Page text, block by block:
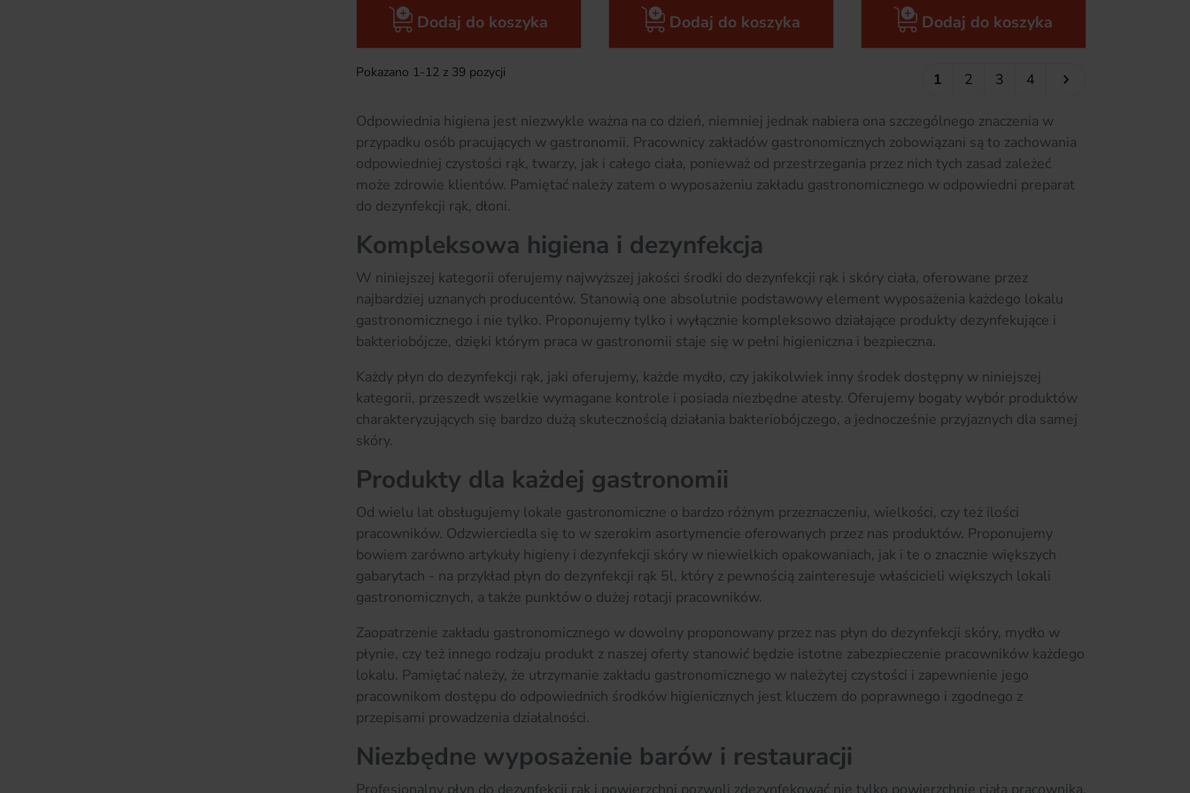
Dodaj do koszyka Dodaj do koszyka Dodaj do koszyka
Pokazano 1-12 z 39 pozycji 1 2 3 4 Następny

Odpowiednia higiena jest niezwykle ważna na co dzień, niemniej jednak nabiera ona szczególnego znaczenia w
przypadku osób pracujących w gastronomii. Pracownicy zakładów gastronomicznych zobowiązani są to zachowania
odpowiedniej czystości rąk, twarzy, jak i całego ciała, ponieważ od przestrzegania przez nich tych zasad zależeć
może zdrowie klientów. Pamiętać należy zatem o wyposażeniu zakładu gastronomicznego w odpowiedni preparat
do dezynfekcji rąk, dłoni.
Kompleksowa higiena i dezynfekcja
W niniejszej kategorii oferujemy najwyższej jakości środki do dezynfekcji rąk i skóry ciała, oferowane przez
najbardziej uznanych producentów. Stanowią one absolutnie podstawowy element wyposażenia każdego lokalu
gastronomicznego i nie tylko. Proponujemy tylko i wyłącznie kompleksowo działające produkty dezynfekujące i
bakteriobójcze, dzięki którym praca w gastronomii staje się w pełni higieniczna i bezpieczna.
Każdy płyn do dezynfekcji rąk, jaki oferujemy, każde mydło, czy jakikolwiek inny środek dostępny w niniejszej
kategorii, przeszedł wszelkie wymagane kontrole i posiada niezbędne atesty. Oferujemy bogaty wybór produktów
charakteryzujących się bardzo dużą skutecznością działania bakteriobójczego, a jednocześnie przyjaznych dla samej
skóry.
Produkty dla każdej gastronomii
Od wielu lat obsługujemy lokale gastronomiczne o bardzo różnym przeznaczeniu, wielkości, czy też ilości
pracowników. Odzwierciedla się to w szerokim asortymencie oferowanych przez nas produktów. Proponujemy
bowiem zarówno artykuły higieny i dezynfekcji skóry w niewielkich opakowaniach, jak i te o znacznie większych
gabarytach - na przykład płyn do dezynfekcji rąk 5l, który z pewnością zainteresuje właścicieli większych lokali
gastronomicznych, a także punktów o dużej rotacji pracowników.
Zaopatrzenie zakładu gastronomicznego w dowolny proponowany przez nas płyn do dezynfekcji skóry, mydło w
płynie, czy też innego rodzaju produkt z naszej oferty stanowić będzie istotne zabezpieczenie pracowników każdego
lokalu. Pamiętać należy, że utrzymanie zakładu gastronomicznego w należytej czystości i zapewnienie jego
pracownikom dostępu do odpowiednich środków higienicznych jest kluczem do poprawnego i zgodnego z
przepisami prowadzenia działalności.
Niezbędne wyposażenie barów i restauracji